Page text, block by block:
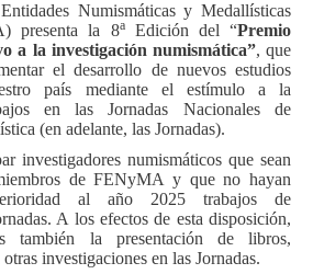
Numismáticas y Medallísticas
presenta la 8aEdición del “Premio
a la investigación numismática”, que
el desarrollo de nuevos estudios
país mediante el estímulo a la
en las Jornadas Nacionales de
(en adelante, las Jornadas).
numismáticos que sean
de FENyMA y que no hayan
al año 2025 trabajos de
A los efectos de esta disposición,
también la presentación de libros,
investigaciones en las Jornadas.